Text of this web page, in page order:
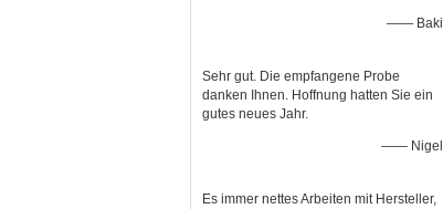
—— Baki
Sehr gut. Die empfangene Probe
danken Ihnen. Hoffnung hatten Sie ein
gutes neues Jahr.
—— Nigel
Es immer nettes Arbeiten mit Hersteller,